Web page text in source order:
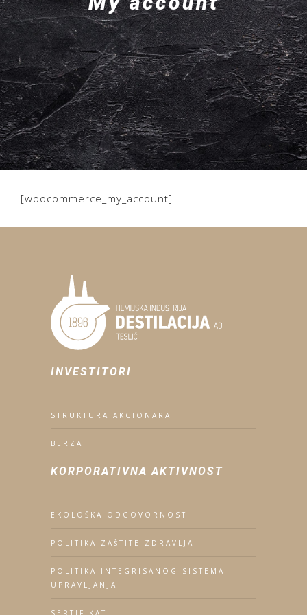
[woocommerce_my_account]
INVESTITORI
STRUKTURA AKCIONARA
BERZA
KORPORATIVNA AKTIVNOST
EKOLOŠKA ODGOVORNOST
POLITIKA ZAŠTITE ZDRAVLJA
POLITIKA INTEGRISANOG SISTEMA
UPRAVLJANJA
SERTIFIKATI